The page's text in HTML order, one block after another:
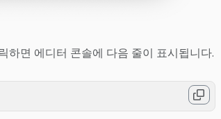
하면 에디터 콘솔에 다음 줄이 표시됩니다.